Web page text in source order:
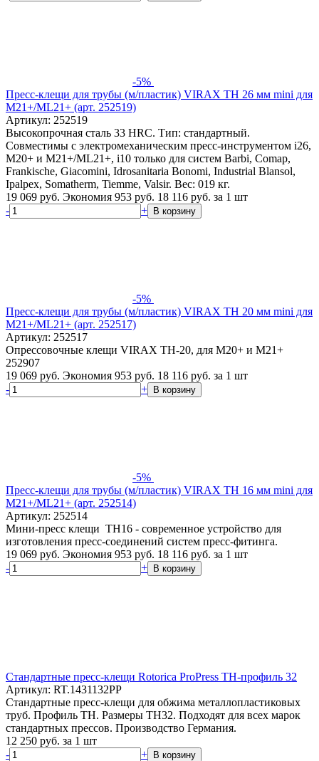
-5%
Пресс-клещи для трубы (м/пластик) VIRAX TH 26 мм mini для
M21+/ML21+ (арт. 252519)
Артикул: 252519
Высокопрочная сталь 33 HRC. Тип: стандартный.
Совместимы с электромеханическим пресс-инструментом i26,
M20+ и M21+/ML21+, i10 только для систем Barbi, Comap,
Frankische, Giacomini, Idrosanitaria Bonomi, Industrial Blansol,
Ipalpex, Somatherm, Tiemme, Valsir. Вес: 019 кг.
19 069 руб. Экономия 953 руб. 18 116 руб. за 1 шт
-
+ В корзину
-5%
Пресс-клещи для трубы (м/пластик) VIRAX TH 20 мм mini для
M21+/ML21+ (арт. 252517)
Артикул: 252517
Опрессовочные клещи VIRAX TH-20, для M20+ и M21+
252907
19 069 руб. Экономия 953 руб. 18 116 руб. за 1 шт
-
+ В корзину
-5%
Пресс-клещи для трубы (м/пластик) VIRAX TH 16 мм mini для
M21+/ML21+ (арт. 252514)
Артикул: 252514
Мини-пресс клещи ТН16 - современное устройство для
изготовления пресс-соединений систем пресс-фитинга.
19 069 руб. Экономия 953 руб. 18 116 руб. за 1 шт
-
+ В корзину
Стандартные пресс-клещи Rotorica ProPress TH-профиль 32
Артикул: RT.1431132PP
Стандартные пресс-клещи для обжима металлопластиковых
труб. Профиль TH. Размеры TH32. Подходят для всех марок
стандартных прессов. Производство Германия.
12 250 руб. за 1 шт
-
+ В корзину